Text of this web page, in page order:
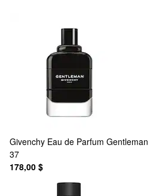
Givenchy Eau de Parfum
37
178,00 $